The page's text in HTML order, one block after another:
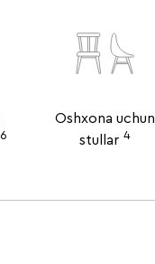
6
Oshxona uchun
stullar 4